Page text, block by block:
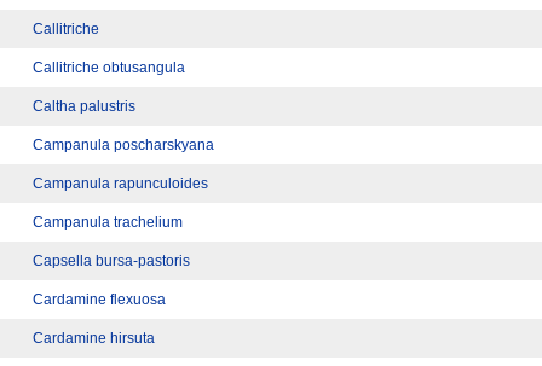
Callitriche
Callitriche obtusangula
Caltha palustris
Campanula poscharskyana
Campanula rapunculoides
Campanula trachelium
Capsella bursa-pastoris
Cardamine flexuosa
Cardamine hirsuta